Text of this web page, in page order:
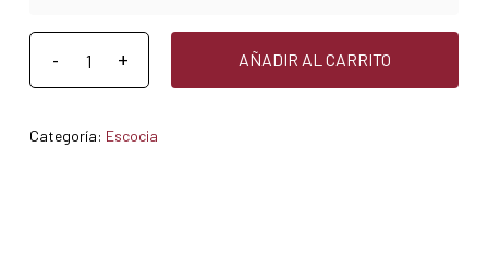
AÑADIR AL CARRITO
Categoría: Escocia